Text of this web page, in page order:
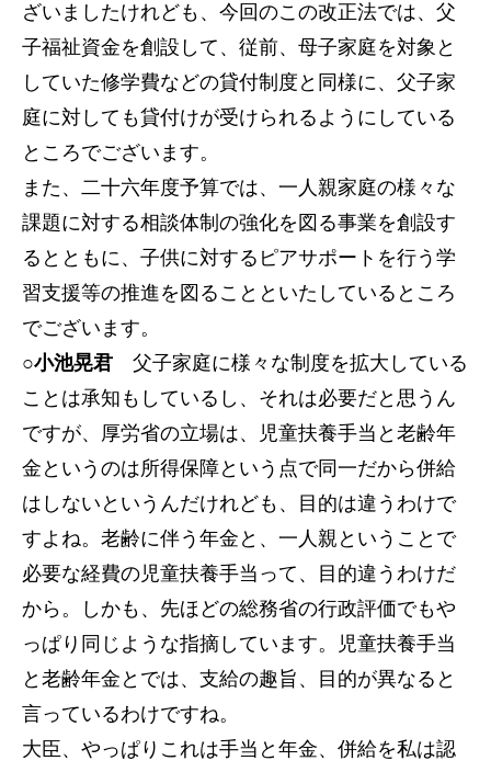
ざいましたけれども、今回のこの改正法では、父
子福祉資金を創設して、従前、母子家庭を対象と
していた修学費などの貸付制度と同様に、父子家
庭に対しても貸付けが受けられるようにしている
ところでございます。
また、二十六年度予算では、一人親家庭の様々な
課題に対する相談体制の強化を図る事業を創設す
るとともに、子供に対するピアサポートを行う学
習支援等の推進を図ることといたしているところ
でございます。
○小池晃君 父子家庭に様々な制度を拡大している
ことは承知もしているし、それは必要だと思うん
ですが、厚労省の立場は、児童扶養手当と老齢年
金というのは所得保障という点で同一だから併給
はしないというんだけれども、目的は違うわけで
すよね。老齢に伴う年金と、一人親ということで
必要な経費の児童扶養手当って、目的違うわけだ
から。しかも、先ほどの総務省の行政評価でもや
っぱり同じような指摘しています。児童扶養手当
と老齢年金とでは、支給の趣旨、目的が異なると
言っているわけですね。
大臣、やっぱりこれは手当と年金、併給を私は認